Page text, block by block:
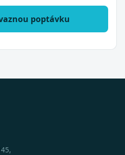
poptávku